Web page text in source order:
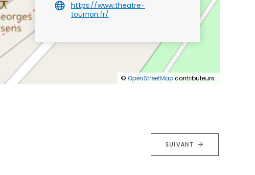
© OpenStreetMapcontributeurs.
https://www.theatre-
tournon.fr/
SUIVANT